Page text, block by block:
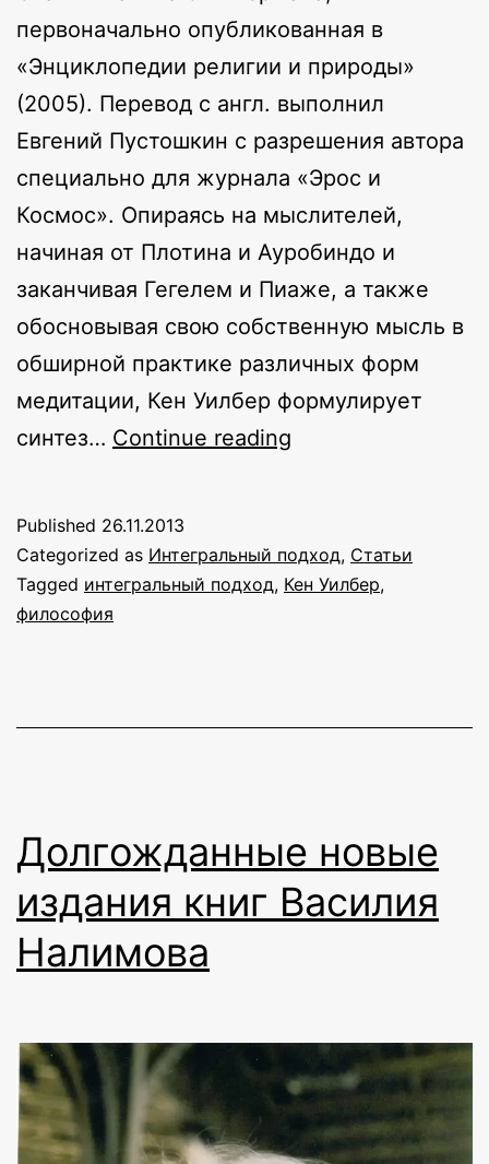
первоначально опубликованная в
«Энциклопедии религии и природы»
(2005). Перевод с англ. выполнил
Евгений Пустошкин с разрешения автора
специально для журнала «Эрос и
Космос». Опираясь на мыслителей,
начиная от Плотина и Ауробиндо и
заканчивая Гегелем и Пиаже, а также
обосновывая свою собственную мысль в
обширной практике различных форм
медитации, Кен Уилбер формулирует
синтез… Continue reading
из
энциклопедии)
Published 26.11.2013
Categorized as Интегральный подход, Статьи
Tagged интегральный подход, Кен Уилбер,
философия
Долгожданные новые
издания книг Василия
Налимова